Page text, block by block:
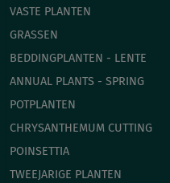
VASTE PLANTEN
GRASSEN
BEDDINGPLANTEN - LENTE
ANNUAL PLANTS - SPRING
POTPLANTEN
СHRYSANTHEMUM CUTTING
POINSETTIA
TWEEJARIGE PLANTEN